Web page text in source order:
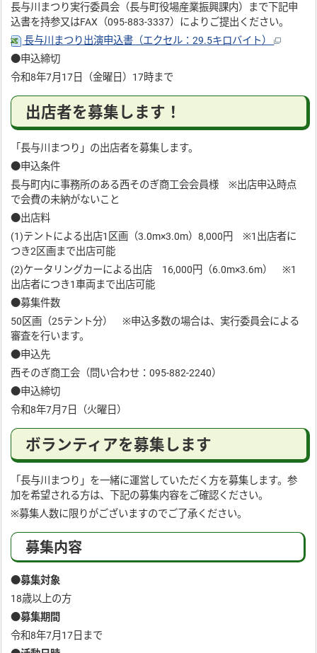
長与川まつり実行委員会（長与町役場産業振興課内）まで下記申
込書を持参又はFAX（095-883-3337）によりご提出ください。
長与川まつり出演申込書（エクセル：29.5キロバイト）
●申込締切
令和8年7月17日（金曜日）17時まで
出店者を募集します！
「長与川まつり」の出店者を募集します。
●申込条件
長与町内に事務所のある西そのぎ商工会会員様 ※出店申込時点
で会費の未納がないこと
●出店料
(1)テントによる出店1区画（3.0m×3.0m）8,000円 ※1出店者に
つき2区画まで出店可能
(2)ケータリングカーによる出店 16,000円（6.0m×3.6m） ※1
出店者につき1車両まで出店可能
●募集件数
50区画（25テント分） ※申込多数の場合は、実行委員会による
審査を行います。
●申込先
西そのぎ商工会（問い合わせ：095-882-2240）
●申込締切
令和8年7月7日（火曜日）
ボランティアを募集します
「長与川まつり」を一緒に運営していただく方を募集します。参
加を希望される方は、下記の募集内容をご確認ください。
※募集人数に限りがございますのでご了承ください。
募集内容
●募集対象
18歳以上の方
●募集期間
令和8年7月17日まで